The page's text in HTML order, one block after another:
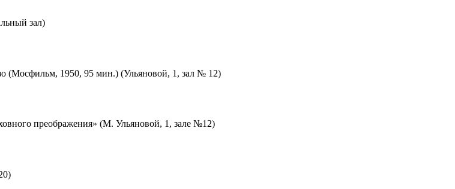
зал)
(Мосфильм, 1950, 95 мин.) (Ульяновой, 1, зал № 12)
преображения» (М. Ульяновой, 1, зале №12)